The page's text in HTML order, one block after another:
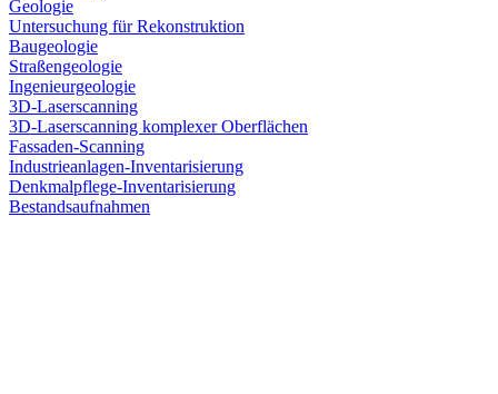
Geologie
Untersuchung für Rekonstruktion
Baugeologie
Straßengeologie
Ingenieurgeologie
3D-Laserscanning
3D-Laserscanning komplexer Oberflächen
Fassaden-Scanning
Industrieanlagen-Inventarisierung
Denkmalpflege-Inventarisierung
Bestandsaufnahmen